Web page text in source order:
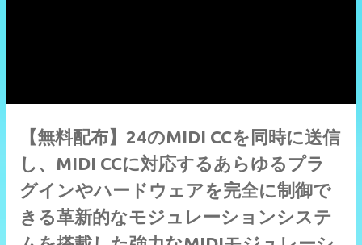
【無料配布】24のMIDI CCを同時に送信
し、MIDI CCに対応するあらゆるプラ
グインやハードウェアを完全に制御で
きる革新的なモジュレーションシステ